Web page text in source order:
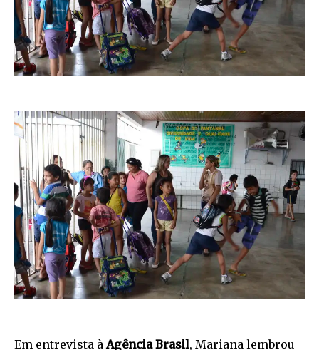
Em entrevista àAgência Brasil, Mariana lembrou